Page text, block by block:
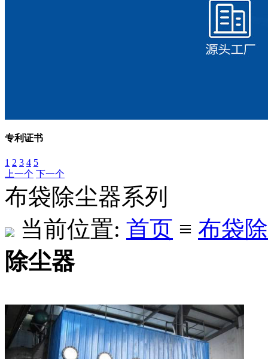
专利证书
1 2 3 4 5
上一个 下一个
布袋除尘器系列
当前位置: 首页 ≡ 布袋
除尘器